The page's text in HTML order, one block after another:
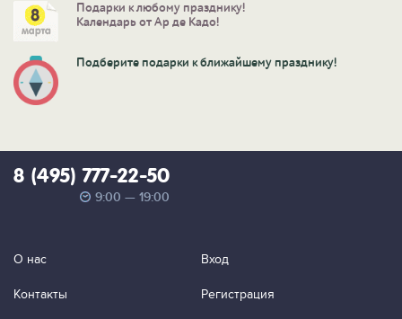
Подарки к любому празднику!
Календарь от Ар де Кадо!
Подберите подарки к ближайшему празднику!
8 (495) 777-22-50
9:00 — 19:00
О нас
Контакты
Вход
Регистрация